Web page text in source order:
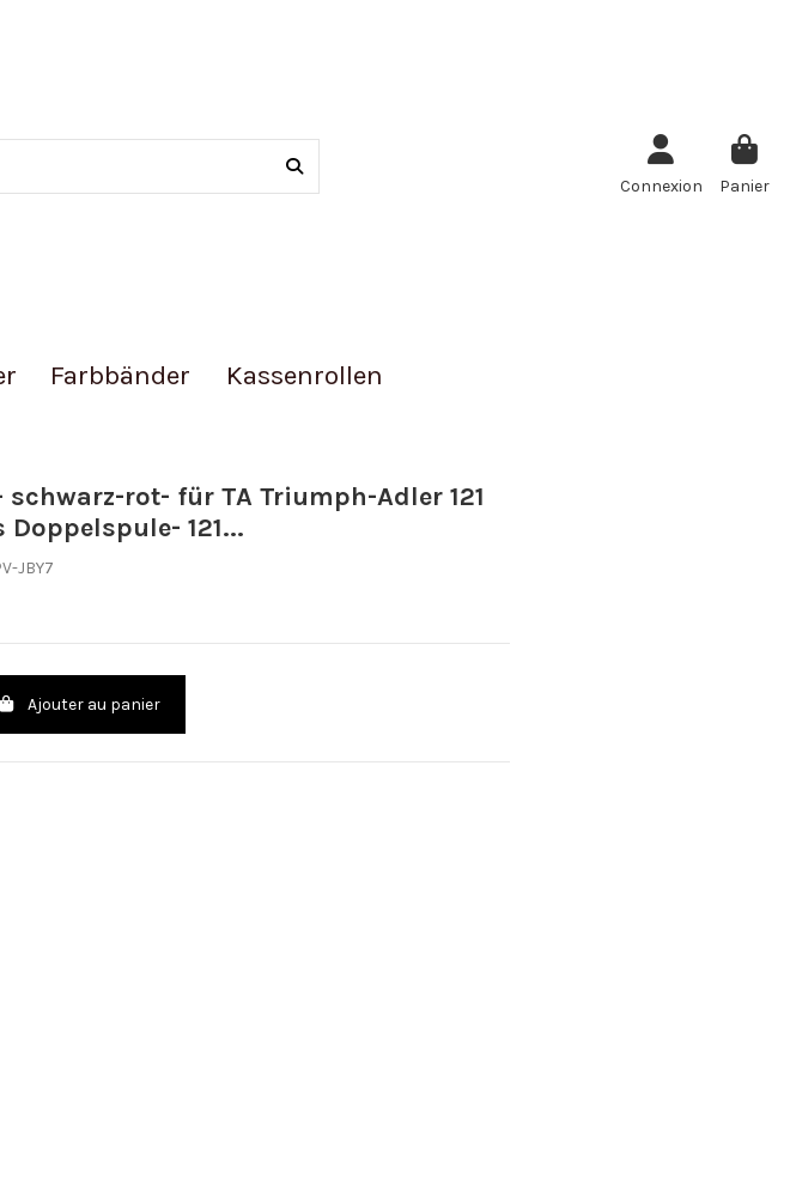
Connexion Panier
Farbbänder Kassenrollen
schwarz-rot- für TA Triumph-Adler 121
Doppelspule- 121...
JBY7
Ajouter au panier